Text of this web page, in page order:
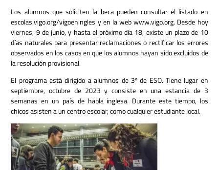
Los alumnos que soliciten la beca pueden consultar el listado en
escolas.vigo.org/vigoeningles y en la web www.vigo.org. Desde hoy
viernes, 9 de junio, y hasta el próximo día 18, existe un plazo de 10
días naturales para presentar reclamaciones o rectificar los errores
observados en los casos en que los alumnos hayan sido excluidos de
la resolución provisional.
El programa está dirigido a alumnos de 3º de ESO. Tiene lugar en
septiembre, octubre de 2023 y consiste en una estancia de 3
semanas en un país de habla inglesa. Durante este tiempo, los
chicos asisten a un centro escolar, como cualquier estudiante local.